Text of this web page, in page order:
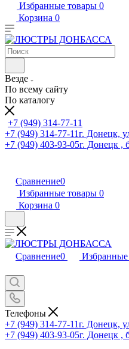
Избранные товары 0
Корзина 0
Везде
По всему сайту
По каталогу
+7 (949) 314-77-11
+7 (949) 314-77-11г. Донецк,
+7 (949) 403-93-05г. Донецк ,
Сравнение0
Избранные товары 0
Корзина 0
Сравнение0
Телефоны
+7 (949) 314-77-11г. Донецк,
+7 (949) 403-93-05г. Донецк ,